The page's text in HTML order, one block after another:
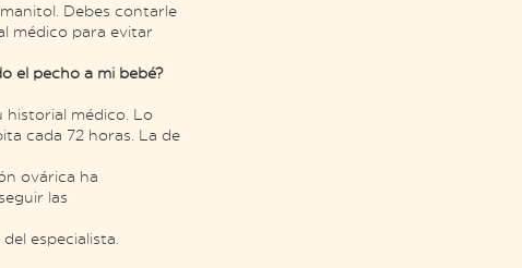
Debes contarle
médico para evitar
el pecho a mi bebé?
historial médico. Lo
cada 72 horas. La de
ovárica ha
las
especialista.